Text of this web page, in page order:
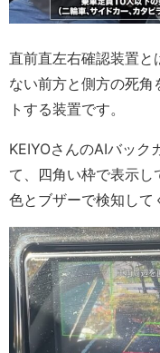
直前直左右確認装置と
ない前方と側方の死
トする装置です。
KEIYOさんのAIバック
て、四角い枠で表示し
色とブザーで検知して